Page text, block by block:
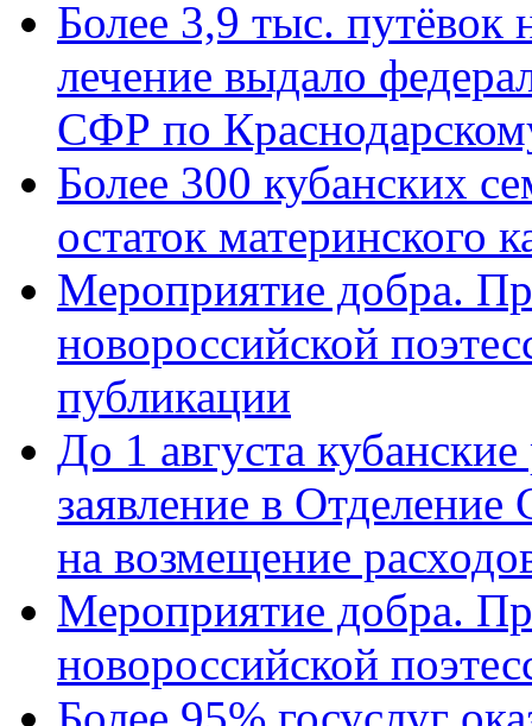
Более 3,9 тыс. путёвок
лечение выдало
СФР по
Более 300 кубанских
остаток материнского
Мероприятие добра.
новороссийской
публикации
До 1 августа
заявление в
на возмещение
Мероприятие добра.
новороссийской